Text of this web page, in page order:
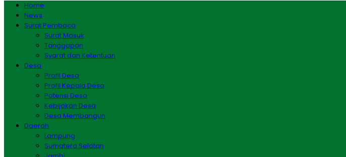
Home
News
Surat Pembaca
Surat Masuk
Tanggapan
Syarat dan Ketentuan
Desa
Profil Desa
Profil Kepala Desa
Potensi Desa
Kebijakan Desa
Desa Membangun
Daerah
Lampung
Sumatera Selatan